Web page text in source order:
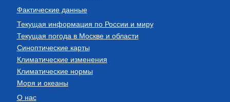
Фактические данные
Текущая информация по России и миру
Текущая погода в Москве и области
Синоптические карты
Климатические изменения
Климатические нормы
Моря и океаны
О нас